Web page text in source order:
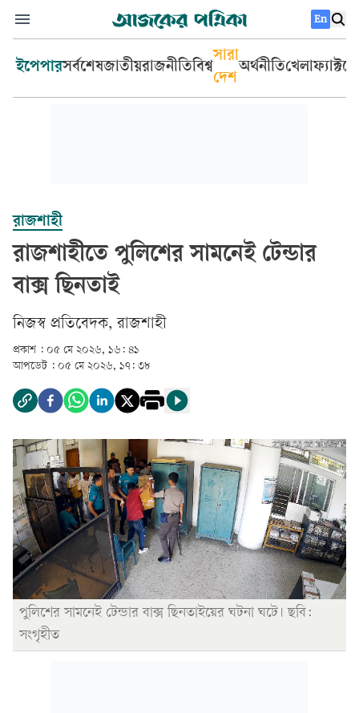
En
ইপেপারসর্বশেষজাতীয়রাজনীতিবিশ্ব
সারা
দেশ
অর্থনীতিখেলা
রাজশাহী
রাজশাহীতে পুলিশের সামনেই টেন্ডার
বাক্স ছিনতাই
নিজস্ব প্রতিবেদক, রাজশাহী
প্রকাশ : ০৫ মে ২০২৬, ১৬: ৪১
আপডেট : ০৫ মে ২০২৬, ১৭: ৩৮
পুলিশের সামনেই টেন্ডার বাক্স ছিনতাইয়ের ঘটনা ঘটে। ছবি:
সংগৃহীত